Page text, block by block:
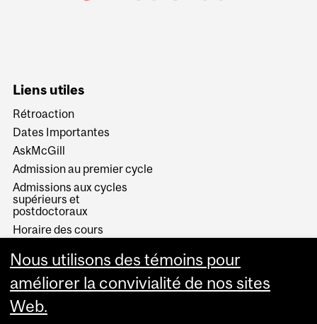
Liens utiles
Rétroaction
Dates Importantes
AskMcGill
Admission au premier cycle
Admissions aux cycles
supérieurs et
postdoctoraux
Horaire des cours
Services aux étudiants
Nous utilisons des témoins pour
améliorer la convivialité de nos sites
Web.